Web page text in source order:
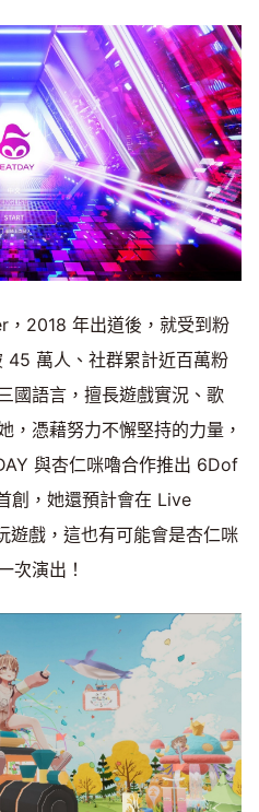
2018 年出道後，就受到粉
45 萬人、社群累計近百萬粉
國語言，擅長遊戲實況、歌
，憑藉努力不懈堅持的力量，
與杏仁咪嚕合作推出 6Dof
創，她還預計會在 Live
遊戲，這也有可能會是杏仁咪
次演出！